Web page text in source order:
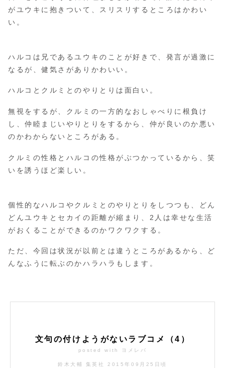
がユウキに抱きついて、スリスリするところはかわい
い。
ハルコは兄であるユウキのことが好きで、発言が過激に
なるが、健気さがありかわいい。
ハルコとクルミとのやりとりは面白い。
無視をするが、クルミの一方的なおしゃべりに根負け
し、仲睦まじいやりとりをするから、仲が良いのか悪い
のかわからないところがある。
クルミの性格とハルコの性格がぶつかっているから、笑
いを誘うほど楽しい。
個性的なハルコやクルミとのやりとりをしつつも、どん
どんユウキとセカイの距離が縮まり、2人は幸せな生活
がおくることができるのかワクワクする。
ただ、今回は状況が以前とは違うところがあるから、ど
んなふうに転ぶのかハラハラもします。
文句の付けようがないラブコメ（4）
posted with ヨメレバ
鈴木大輔 集英社 2015年09月25日頃